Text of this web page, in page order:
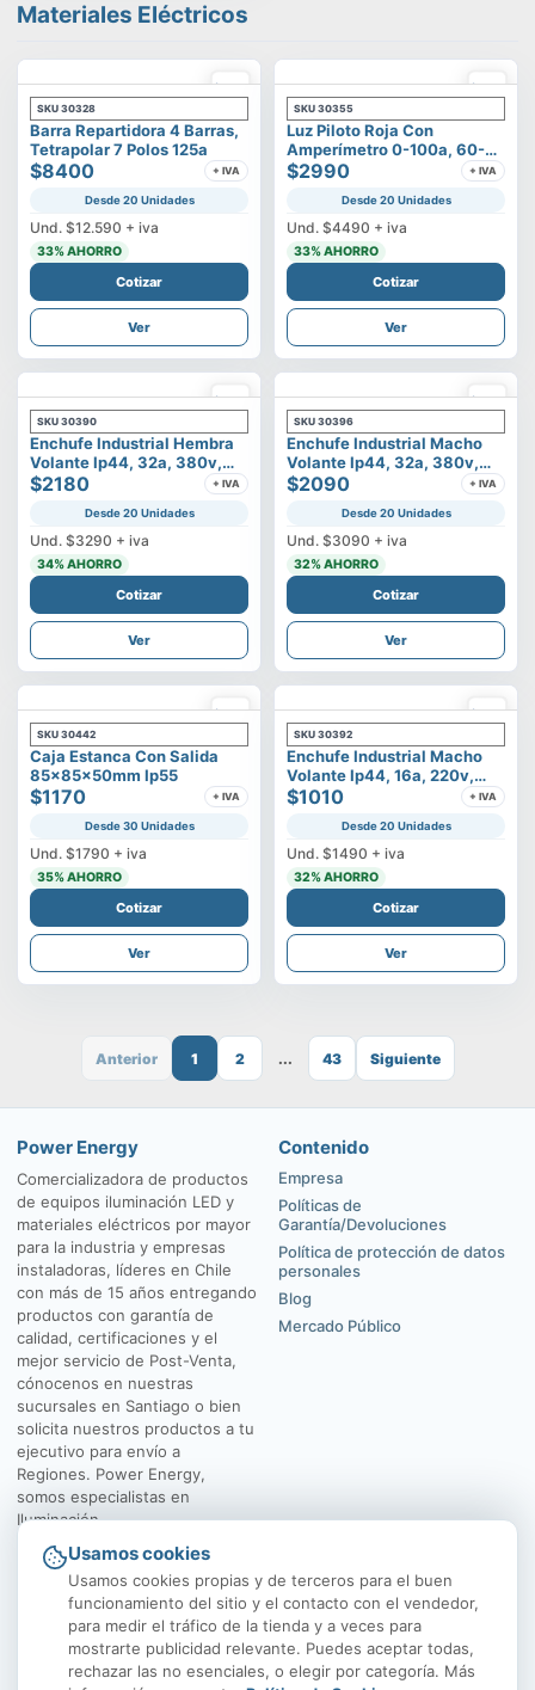
Materiales Eléctricos
SKU 30328
Barra Repartidora 4 Barras,
Tetrapolar 7 Polos 125a
$8400 + IVA
Desde 20 Unidades
Und. $12.590 + iva
33% AHORRO
Cotizar
Ver
SKU 30355
Luz Piloto Roja Con
Amperímetro 0-100a, 60-
500v
$2990 + IVA
Desde 20 Unidades
Und. $4490 + iva
33% AHORRO
Cotizar
Ver
SKU 30390
Enchufe Industrial Hembra
Volante Ip44, 32a, 380v,
3p+t
$2180 + IVA
Desde 20 Unidades
Und. $3290 + iva
34% AHORRO
Cotizar
Ver
SKU 30396
Enchufe Industrial Macho
Volante Ip44, 32a, 380v,
3p+t
$2090 + IVA
Desde 20 Unidades
Und. $3090 + iva
32% AHORRO
Cotizar
Ver
SKU 30442
Caja Estanca Con Salida
85x85x50mm Ip55
$1170 + IVA
Desde 30 Unidades
Und. $1790 + iva
35% AHORRO
Cotizar
Ver
SKU 30392
Enchufe Industrial Macho
Volante Ip44, 16a, 220v,
2p+t
$1010 + IVA
Desde 20 Unidades
Und. $1490 + iva
32% AHORRO
Cotizar
Ver
Anterior 1 2 ... 43 Siguiente
Power Energy
Comercializadora de productos
de equipos iluminación LED y
materiales eléctricos por mayor
para la industria y empresas
instaladoras, líderes en Chile
con más de 15 años entregando
productos con garantía de
calidad, certificaciones y el
mejor servicio de Post-Venta,
cónocenos en nuestras
sucursales en Santiago o bien
solicita nuestros productos a tu
ejecutivo para envío a
Regiones. Power Energy,
somos especialistas en
Iluminación.
Contenido
Empresa
Políticas de
Garantía/Devoluciones
Política de protección de datos
personales
Blog
Mercado Público
El Rosal 4547, Huechuraba
Usamos cookies
Usamos cookies propias y de terceros para el buen
funcionamiento del sitio y el contacto con el vendedor,
para medir el tráfico de la tienda y a veces para
mostrarte publicidad relevante. Puedes aceptar todas,
rechazar las no esenciales, o elegir por categoría. Más